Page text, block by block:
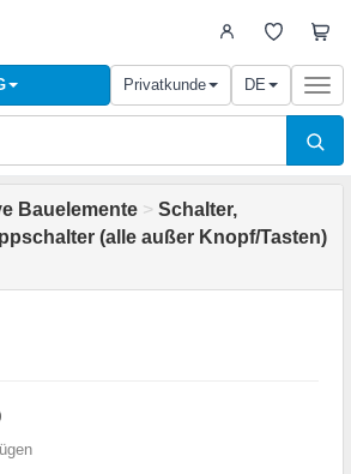
Privatkunde DE
Bauelemente > Schalter,
(alle außer Knopf/Tasten)